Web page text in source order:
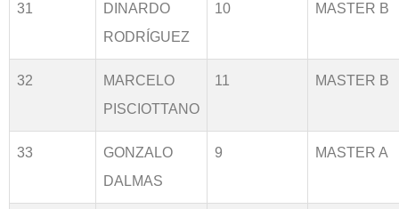
31
DINARDO
RODRÍGUEZ
10 MASTER B
32
MARCELO
PISCIOTTANO
11 MASTER B
33
GONZALO
DALMAS
9 MASTER A